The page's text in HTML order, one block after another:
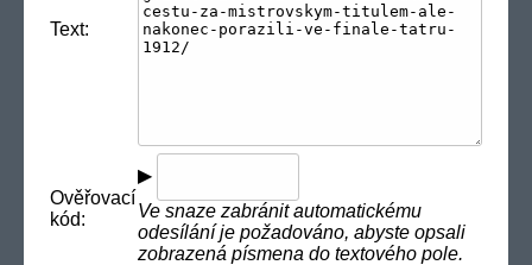
Text:
Ověřovací
kód:
▶
Ve snaze zabránit automatickému
odesílání je požadováno, abyste opsali
zobrazená písmena do textového pole.